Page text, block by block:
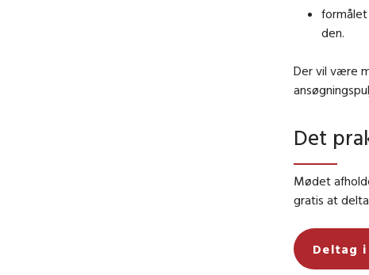
den.
Der vil være
Det
Mødet
gratis at
Deltag